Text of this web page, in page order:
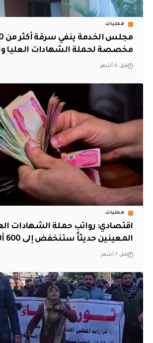
محليات
مخصصة لحملة الشهادات العليا
قبل 6 أشهر
محليات
اقتصادي: رواتب حملة الشهادات
المعينين حديثاً ستنخفض إلى 600 ألف دينار
قبل 7 أشهر